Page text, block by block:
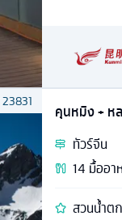
23831
คุนหมิง + ห
ทัวร์จีน
14 มื้ออา
สวนน้ำต